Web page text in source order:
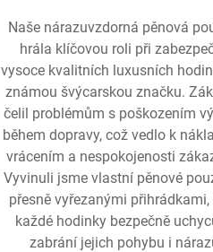
Naše nárazuvzdorná pěnová
hrála klíčovou roli při
vysoce kvalitních luxusních
známou švýcarskou značku.
čelil problémům s poškozením
během dopravy, což vedlo k
vrácením a nespokojenosti
Vyvinuli jsme vlastní pěnové
přesně vyřezanými přihrádkami,
každé hodinky bezpečně
zabrání jejich pohybu i